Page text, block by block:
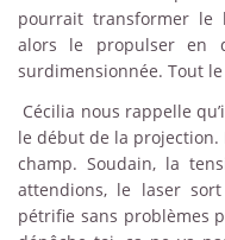
pourrait transformer
alors le propulser en
surdimensionnée. Tout
Cécilia nous rappelle
le début de la projection.
champ. Soudain, la
attendions, le laser
pétrifie sans problèmes